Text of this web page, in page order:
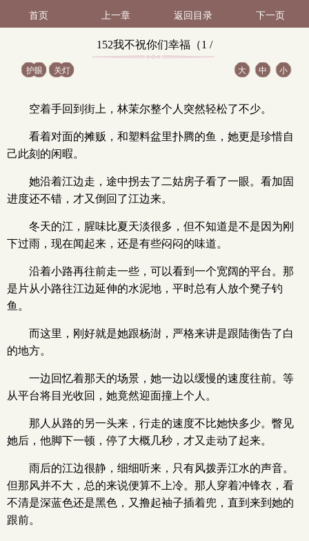
首页 上一章 返回目录 下一页
152我不祝你们幸福（1 /
护眼 关灯 大 中 小
空着手回到街上，林茉尔整个人突然轻松了不少。
看着对面的摊贩，和塑料盆里扑腾的鱼，她更是珍惜自
己此刻的闲暇。
她沿着江边走，途中拐去了二姑房子看了一眼。看加固
进度还不错，才又倒回了江边来。
冬天的江，腥味比夏天淡很多，但不知道是不是因为刚
下过雨，现在闻起来，还是有些闷闷的味道。
沿着小路再往前走一些，可以看到一个宽阔的平台。那
是片从小路往江边延伸的水泥地，平时总有人放个凳子钓
鱼。
而这里，刚好就是她跟杨澍，严格来讲是跟陆衡告了白
的地方。
一边回忆着那天的场景，她一边以缓慢的速度往前。等
从平台将目光收回，她竟然迎面撞上个人。
那人从路的另一头来，行走的速度不比她快多少。瞥见
她后，他脚下一顿，停了大概几秒，才又走动了起来。
雨后的江边很静，细细听来，只有风拨弄江水的声音。
但那风并不大，总的来说便算不上冷。那人穿着冲锋衣，看
不清是深蓝色还是黑色，又撸起袖子插着兜，直到来到她的
跟前。